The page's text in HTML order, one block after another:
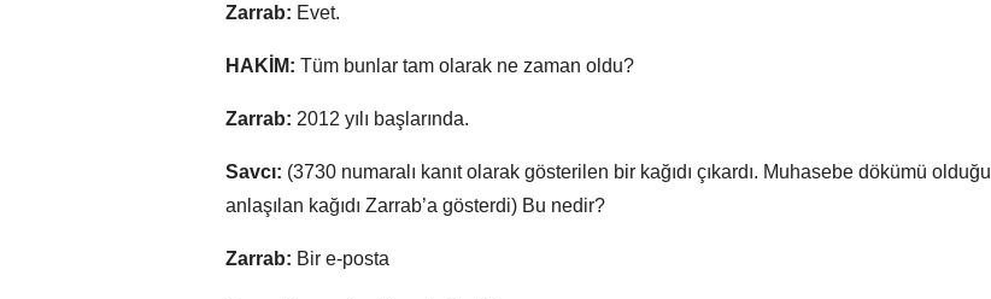
Zarrab: Evet.
HAKİM: Tüm bunlar tam olarak ne zaman oldu?
Zarrab: 2012 yılı başlarında.
Savcı: (3730 numaralı kanıt olarak gösterilen bir kağıdı çıkardı. Muhasebe dökümü olduğu
anlaşılan kağıdı Zarrab’a gösterdi) Bu nedir?
Zarrab: Bir e-posta